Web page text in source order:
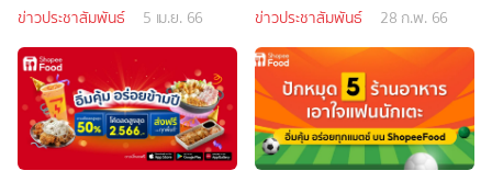
ข่าวประชาสัมพันธ์ 5 เม.ย. 66 ข่าวประชาสัมพันธ์ 28 ก.พ. 66